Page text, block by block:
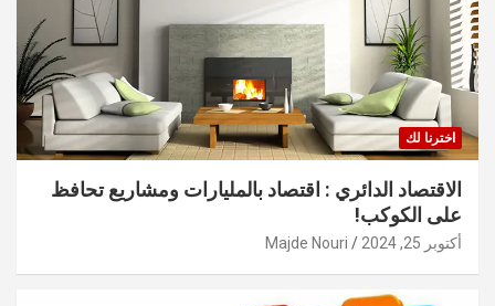
اخترنا لك
الاقتصاد الدائري : اقتصاد بالمليارات ومشاريع تحافظ
على الكوكب!
أكتوبر 25, 2024 Majde Nouri